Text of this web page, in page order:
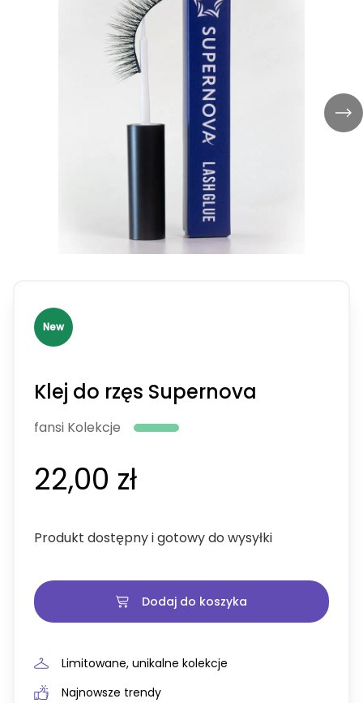
New
Klej do rzęs Supernova
fansi Kolekcje
22,00 zł
Produkt dostępny i gotowy do wysyłki
Dodaj do koszyka
Limitowane, unikalne kolekcje
Najnowsze trendy